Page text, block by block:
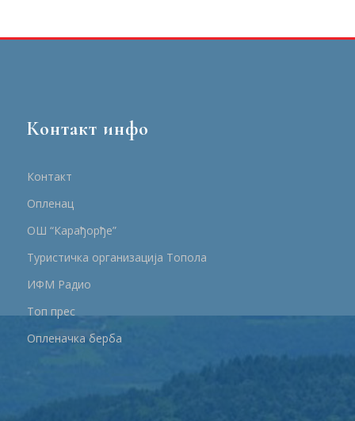
Контакт инфо
Контакт
Опленац
ОШ “Карађорђе”
Туристичка организација Топола
ИФМ Радио
Топ прес
Опленачка берба